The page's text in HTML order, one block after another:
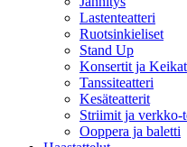
Lastenteatteri
Ruotsinkieliset
Stand Up
Konsertit ja Keikat
Tanssiteatteri
Kesäteatterit
Striimit ja verkko-
Ooppera ja baletti